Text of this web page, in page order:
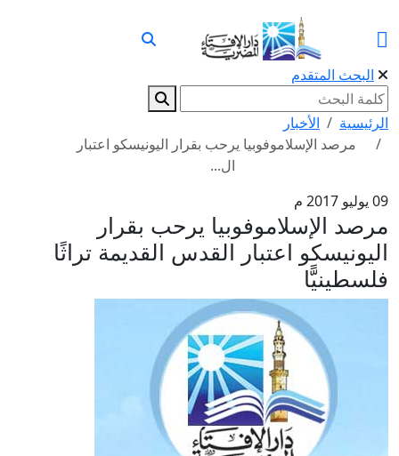
البحث المتقدم
الرئيسية
الأخبار
مرصد الإسلاموفوبيا يرحب بقرار اليونيسكو اعتبار
ال...
09 يوليو 2017 م
مرصد الإسلاموفوبيا يرحب بقرار
اليونيسكو اعتبار القدس القديمة تراثًا
فلسطينيًّا